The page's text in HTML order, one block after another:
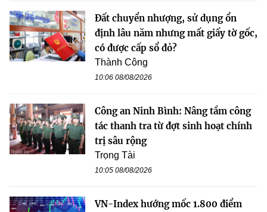
Đất chuyển nhượng, sử dụng ổn
định lâu năm nhưng mất giấy tờ gốc,
có được cấp sổ đỏ?
Thành Công
10:06 08/08/2026
Công an Ninh Bình: Nâng tầm công
tác thanh tra từ đợt sinh hoạt chính
trị sâu rộng
Trọng Tài
10:05 08/08/2026
VN-Index hướng mốc 1.800 điểm